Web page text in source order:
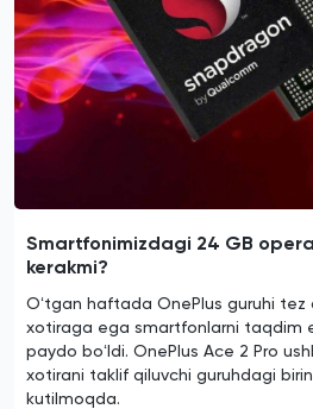
Smartfonimizdagi 24 GB
kerakmi?
Oʻtgan haftada OnePlus guruhi
xotiraga ega smartfonlarni taqdim
paydo boʻldi. OnePlus Ace 2 Pro
xotirani taklif qiluvchi guruhdagi
kutilmoqda.